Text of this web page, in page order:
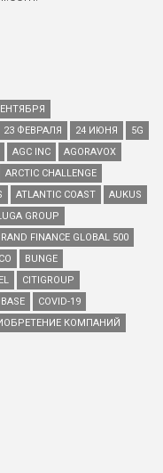
23 ФЕВРАЛЯ 24 ИЮНЯ
5G
AGC INC
AGORAVOX
ARCTIC CHALLENGE
ATLANTIC COAST
AUKUS
GROUP
FINANCE GLOBAL 500
BUNGE
CITIGROUP
COVID-19
КОМПАНИЙ